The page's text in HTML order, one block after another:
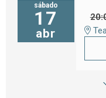
sábado
17
abr